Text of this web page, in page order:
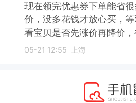
现在领完优惠券下单能省
价，没多花钱才放心买，
看宝贝是否先涨价再降价，
05-21 12:55 上海